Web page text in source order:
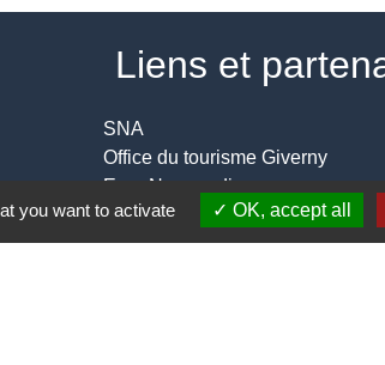
Liens et
SNA
Office du tourisme Giverny
Eure Normandie.
Conseil Régional de Normandie
Eure Normandie fibre
you want to activate OK, accept all